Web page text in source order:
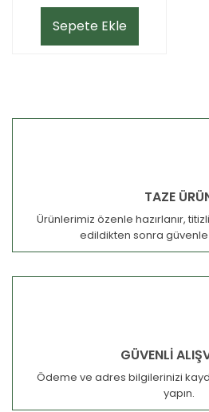
Sepete Ekle
TAZE
Ürünlerimiz özenle hazırlanır,
edildikten sonra güvenle
GÜVENLİ
Ödeme ve adres bilgilerinizi
yapın.